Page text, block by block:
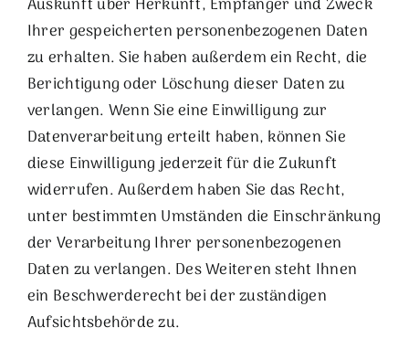
Auskunft über Herkunft, Empfänger und Zweck
Ihrer gespeicherten personenbezogenen Daten
zu erhalten. Sie haben außerdem ein Recht, die
Berichtigung oder Löschung dieser Daten zu
verlangen. Wenn Sie eine Einwilligung zur
Datenverarbeitung erteilt haben, können Sie
diese Einwilligung jederzeit für die Zukunft
widerrufen. Außerdem haben Sie das Recht,
unter bestimmten Umständen die Einschränkung
der Verarbeitung Ihrer personenbezogenen
Daten zu verlangen. Des Weiteren steht Ihnen
ein Beschwerderecht bei der zuständigen
Aufsichtsbehörde zu.